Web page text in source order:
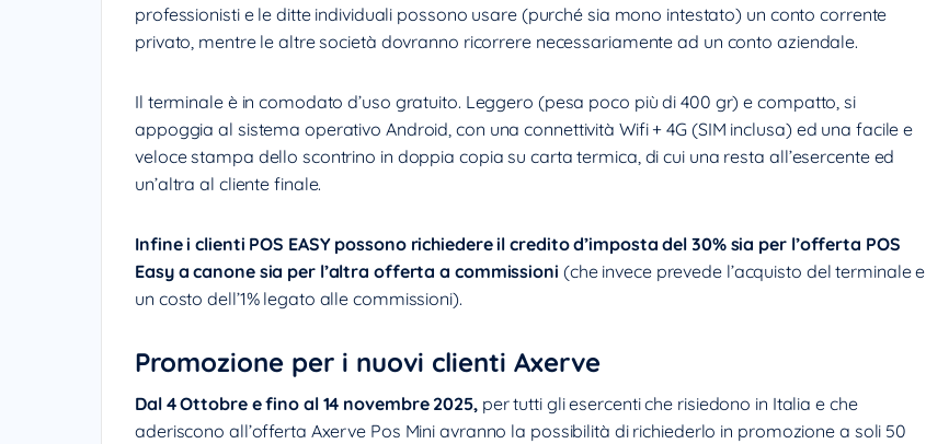
professionisti e le ditte individuali possono usare (purché sia mono intestato) un conto corrente
privato, mentre le altre società dovranno ricorrere necessariamente ad un conto aziendale.
Il terminale è in comodato d’uso gratuito. Leggero (pesa poco più di 400 gr) e compatto, si
appoggia al sistema operativo Android, con una connettività Wifi + 4G (SIM inclusa) ed una facile e
veloce stampa dello scontrino in doppia copia su carta termica, di cui una resta all’esercente ed
un’altra al cliente finale.
Infine i clienti POS EASY possono richiedere il credito d’imposta del 30% sia per l’offerta POS
Easy a canone sia per l’altra offerta a commissioni (che invece prevede l’acquisto del terminale e
un costo dell’1% legato alle commissioni).
Promozione per i nuovi clienti Axerve
Dal 4 Ottobre e fino al 14 novembre 2025,per tutti gli esercenti che risiedono in Italia e che
aderiscono all’offerta Axerve Pos Mini avranno la possibilità di richiederlo in promozione a soli 50